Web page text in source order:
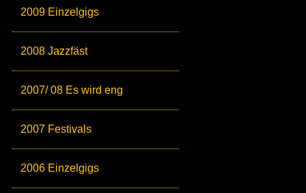
2009 Einzelgigs
2008 Jazzfäst
2007/ 08 Es wird eng
2007 Festivals
2006 Einzelgigs